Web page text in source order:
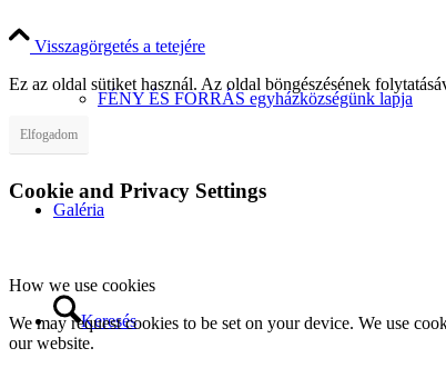
FÉNY ÉS FORRÁS egyházközségünk lapja
Galéria
Keresés
Visszagörgetés a tetejére
Ez az oldal sütiket használ. Az oldal böngészésének
Elfogadom
Cookie and Privacy Settings
How we use cookies
We may request cookies to be set on your device. We use
our website.